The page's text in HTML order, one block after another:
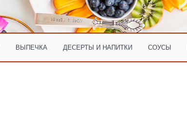
ВЫПЕЧКА ДЕСЕРТЫ И НАПИТКИ СОУСЫ